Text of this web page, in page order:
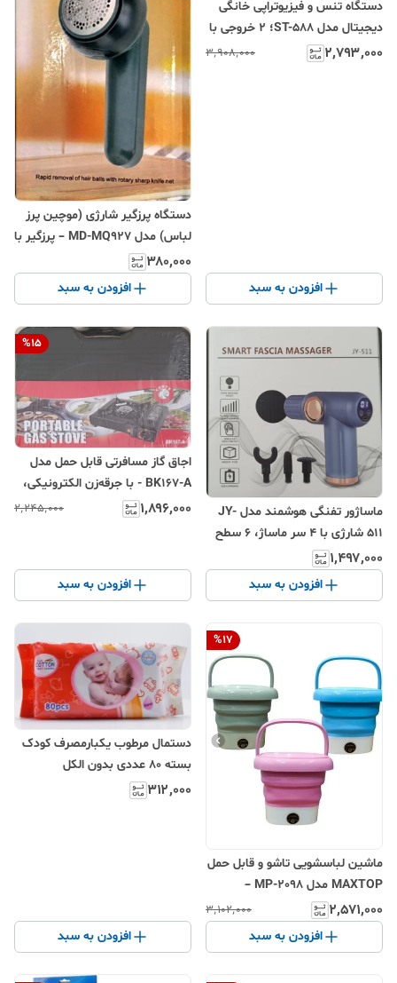
دستگاه تنس و فیزیوتراپی خانگی
دیجیتال مدل ST-588؛ ۲ خروجی با
قابلیت پشتیبانی از ۸ پد
۲٬۷۹۳٬۰۰۰ ۳٬۹۰۸٬۰۰۰
افزودن به سبد
دستگاه پرزگیر شارژی (موچین پرز
لباس) مدل MD-MQ927 – پرزگیر با
تیغه چرخان و توری فلزی، قابل
شارژ با USB، مناسب برای انواع
پارچه
۳۸۰٬۰۰۰
افزودن به سبد
ماساژور تفنگی هوشمند مدل JY-
511 شارژی با ۴ سر ماساژ، ۶ سطح
در چهار رنگ)
۱٬۴۹۷٬۰۰۰
افزودن به سبد
%15
اجاق گاز مسافرتی قابل حمل مدل
BK167-A - با جرقه‌زن الکترونیکی،
صفحات لعابی مشکی و ابعاد
۱٬۸۹۶٬۰۰۰ ۲٬۲۴۵٬۰۰۰
افزودن به سبد
%17
ماشین لباسشویی تاشو و قابل حمل
MAXTOP مدل MP-2098 –
دستگاه شستشوی جمع‌شونده
مسافرتی و دانشجویی
۲٬۵۷۱٬۰۰۰ ۳٬۱۰۲٬۰۰۰
افزودن به سبد
دستمال مرطوب یکبارمصرف کودک
بسته ۸۰ عددی بدون الکل
۳۱۲٬۰۰۰
افزودن به سبد